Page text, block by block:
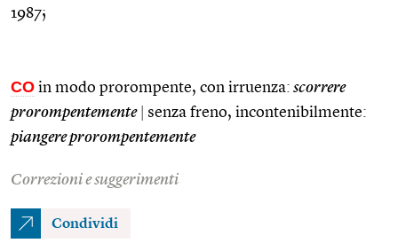
1987;
CO in modo prorompente, con irruenza: scorrere
prorompentemente
senza freno, incontenibilmente:
piangere prorompentemente
Correzioni e suggerimenti
Condividi